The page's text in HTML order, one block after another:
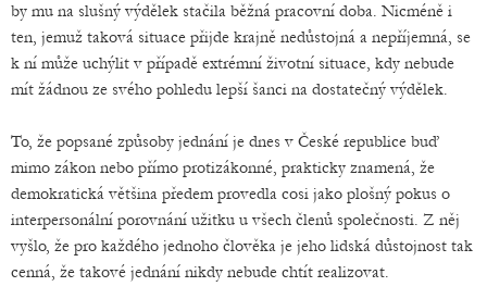
by mu na slušný výdělek stačila běžná pracovní doba. Nicméně i
ten, jemuž taková situace přijde krajně nedůstojná a nepříjemná, se
k ní může uchýlit v případě extrémní životní situace, kdy nebude
mít žádnou ze svého pohledu lepší šanci na dostatečný výdělek.
To, že popsané způsoby jednání je dnes v České republice buď
mimo zákon nebo přímo protizákonné, prakticky znamená, že
demokratická většina předem provedla cosi jako plošný pokus o
interpersonální porovnání užitku u všech členů společnosti. Z něj
vyšlo, že pro každého jednoho člověka je jeho lidská důstojnost tak
cenná, že takové jednání nikdy nebude chtít realizovat.